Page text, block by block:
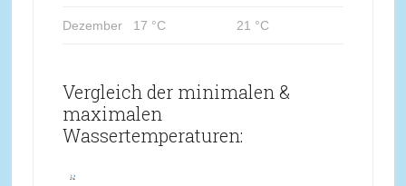
Dezember 17 °C 21 °C
Vergleich der minimalen &
maximalen
Wassertemperaturen: